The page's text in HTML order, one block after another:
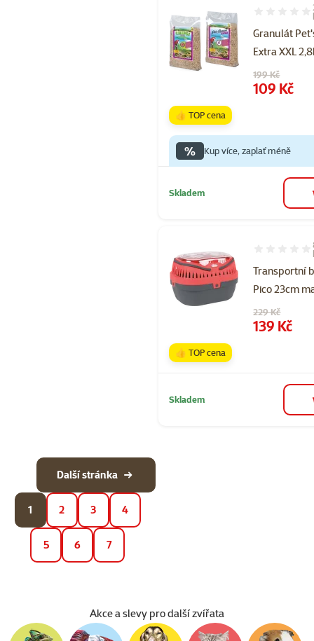
Granulát
Extra XXL
Hodnocení
Původní cena
199 Kč
Cena
109 Kč
👍 TOP cena
% Kup více, zaplať méně
Skladem
Transportní
Pico 23cm
Hodnocení
Původní cena
229 Kč
Cena
139 Kč
👍 TOP cena
Skladem
1 2 3 4
5 6 7
Další stránka
Akce a slevy pro další zvířata